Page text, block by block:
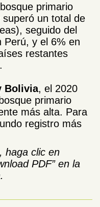
primario
superó un total de
seguido del
Perú, y el 6% en
restantes
Bolivia, el 2020
primario
más alta. Para
registro más
haga clic en
PDF” en la